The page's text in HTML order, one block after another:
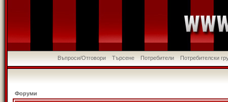
Въпроси/Отговори Търсене Потребители Потребителски
Форуми